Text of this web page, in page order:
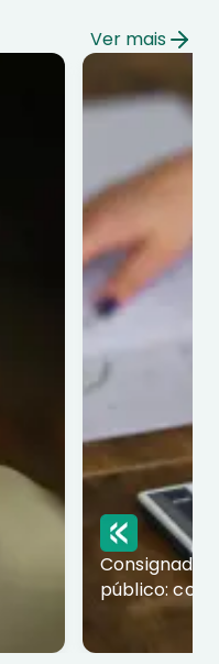
Ver mais
Consignado
público: